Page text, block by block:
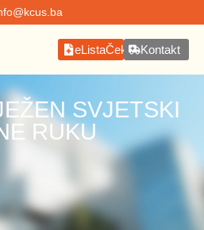
eListaČekanjaKontakt
SVJETSKI
RUKU